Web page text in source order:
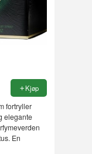
Kjøp
fortryller
elegante
En